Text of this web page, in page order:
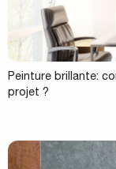
Peinture brillante:
projet ?